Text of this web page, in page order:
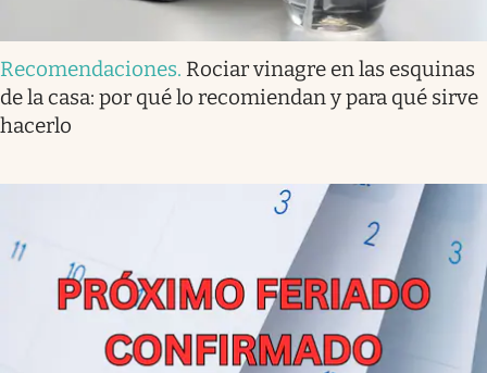
Recomendaciones. Rociar vinagre en las esquinas
de la casa: por qué lo recomiendan y para qué sirve
hacerlo